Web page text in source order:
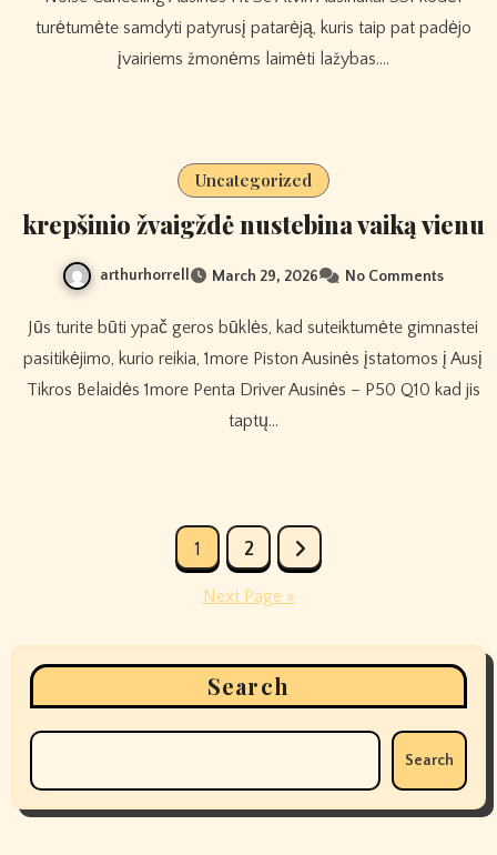
turėtumėte samdyti patyrusį patarėją, kuris taip pat padėjo
įvairiems žmonėms laimėti lažybas.…
Uncategorized
krepšinio žvaigždė nustebina vaiką vienu
arthurhorrell March 29, 2026 No Comments
Jūs turite būti ypač geros būklės, kad suteiktumėte gimnastei
pasitikėjimo, kurio reikia, 1more Piston Ausinės įstatomos į Ausį
Tikros Belaidės 1more Penta Driver Ausinės – P50 Q10 kad jis
taptų…
1 2
Next Page »
Search
Search